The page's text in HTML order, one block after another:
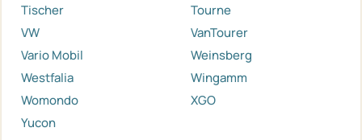
Tischer
Tourne
VW
VanTourer
Vario Mobil
Weinsberg
Westfalia
Wingamm
Womondo
XGO
Yucon